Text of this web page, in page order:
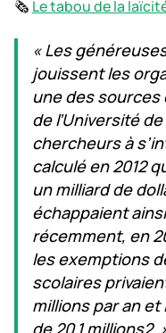
🗞️ Le tabou de la
« Les
jouissent les
une des sources
de l’Université
chercheurs à
calculé en 2012
un milliard de
échappaient
récemment, en
les exemptions
scolaires
millions par an
de 20,1 millions⁠2.